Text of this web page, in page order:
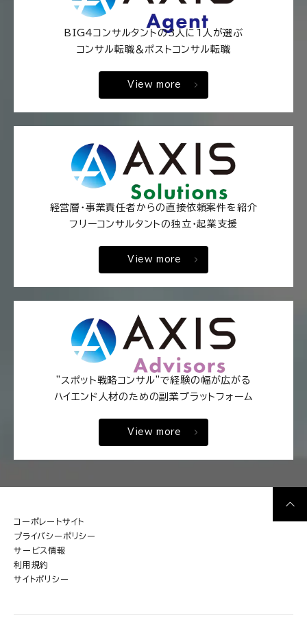
BIG4コンサルタントの3人に1人が選ぶ
コンサル転職＆ポストコンサル転職
View more
経営層・事業責任者からの直接依頼案件を紹介
フリーコンサルタントの独立・起業支援
View more
"スポット戦略コンサル"で経験の幅が広がる
ハイエンド人材のための副業プラットフォーム
View more
コーポレートサイト
プライバシーポリシー
サービス情報
利用規約
サイトポリシー